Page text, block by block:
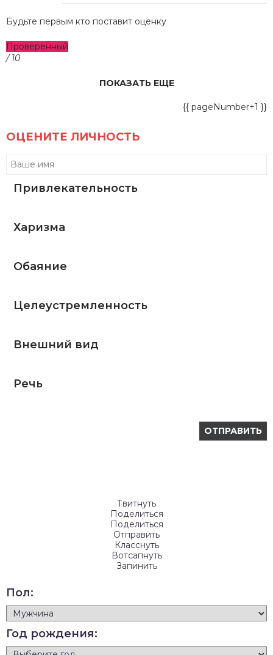
Будьте первым кто поставит оценку
Проверенный
/ 10
ПОКАЗАТЬ ЕЩЕ
{{ pageNumber+1 }}
ОЦЕНИТЕ ЛИЧНОСТЬ
Привлекательность
Харизма
Обаяние
Целеустремленность
Внешний вид
Речь
Твитнуть
Поделиться
Поделиться
Отправить
Класснуть
Вотсапнуть
Запинить
Пол:
Год рождения: